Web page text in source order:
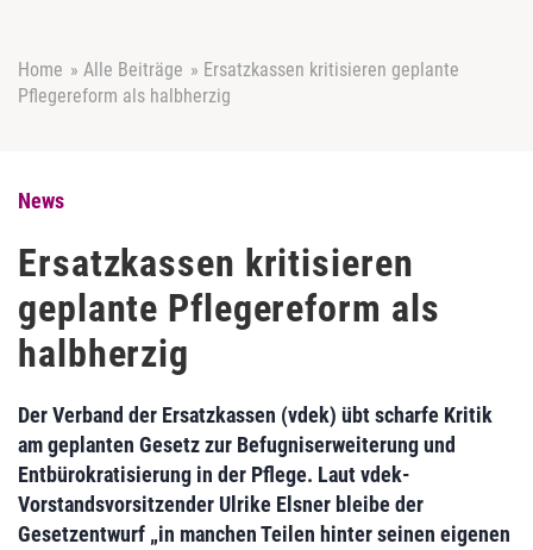
Home » Alle Beiträge » Ersatzkassen kritisieren geplante
Pflegereform als halbherzig
News
Ersatzkassen kritisieren
geplante Pflegereform als
halbherzig
Der Verband der Ersatzkassen (vdek) übt scharfe Kritik
am geplanten Gesetz zur Befugniserweiterung und
Entbürokratisierung in der Pflege. Laut vdek-
Vorstandsvorsitzender Ulrike Elsner bleibe der
Gesetzentwurf „in manchen Teilen hinter seinen eigenen